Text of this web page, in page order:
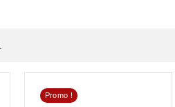
Promo !